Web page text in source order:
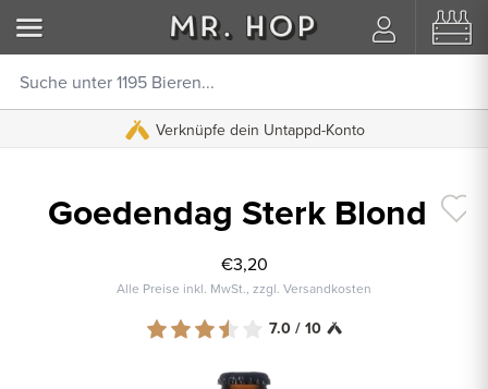
Verknüpfe dein Untappd-Konto
Goedendag Sterk Blond
€3,20
Alle Preise inkl. MwSt., zzgl. Versandkosten
7.0 / 10